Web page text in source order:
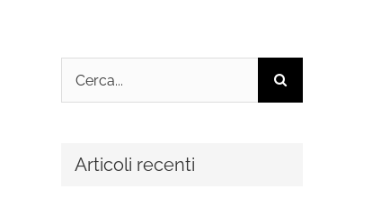
Cerca
per:
Articoli recenti